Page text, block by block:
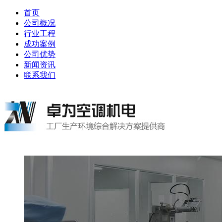
首页
公司概况
行业工程
成功案例
公司优势
新闻资讯
联系我们